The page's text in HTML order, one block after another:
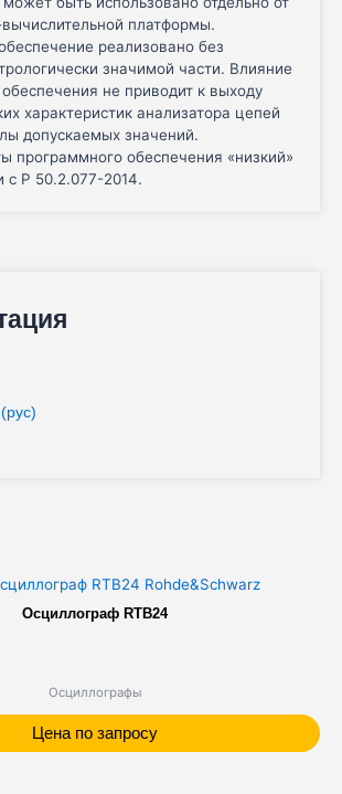
платформы.
реализовано без
значимой части. Влияние
не приводит к выходу
характеристик анализатора цепей
допускаемых значений.
программного обеспечения «низкий»
с Р 50.2.077-2014.
Цена по запросу
Осциллографы
Осциллограф RTB24